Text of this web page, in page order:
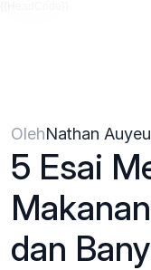
OlehNathan
5 Esai
dan